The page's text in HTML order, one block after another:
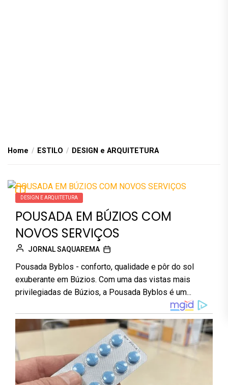
Home ESTILO DESIGN e ARQUITETURA
DESIGN E ARQUITETURA
POUSADA EM BÚZIOS COM
NOVOS SERVIÇOS
JORNAL SAQUAREMA
Pousada Byblos - conforto, qualidade e pôr do sol
exuberante em Búzios. Com uma das vistas mais
privilegiadas de Búzios, a Pousada Byblos é um...